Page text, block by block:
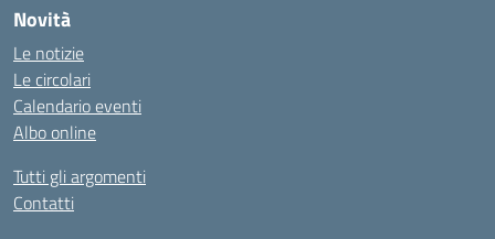
Novità
Le notizie
Le circolari
Calendario eventi
Albo online
Tutti gli argomenti
Contatti